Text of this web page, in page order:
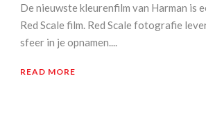
De nieuwste kleurenfilm van Harman is
Red Scale film. Red Scale fotografie
sfeer in je opnamen....
READ MORE